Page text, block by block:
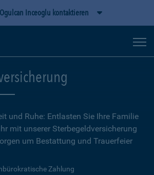
Ogulcan Inceoglu kontaktieren
und Ruhe: Entlasten Sie Ihre Familie
mit unserer Sterbegeldversicherung
um Bestattung und Trauerfeier
Zahlung